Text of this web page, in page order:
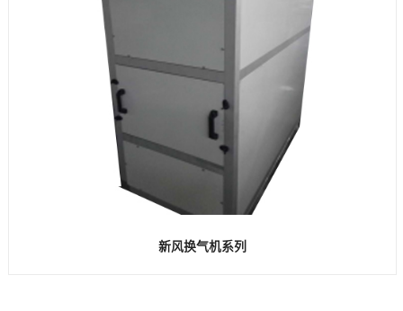
新风换气机系列